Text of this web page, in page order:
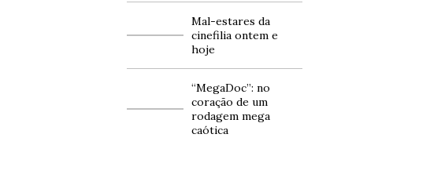
Mal-estares da
cinefilia ontem e
hoje
“MegaDoc”: no
coração de um
rodagem mega
caótica